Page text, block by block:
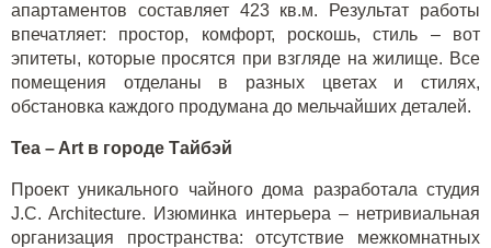
апартаментов составляет 423 кв.м. Результат работы
впечатляет: простор, комфорт, роскошь, стиль – вот
эпитеты, которые просятся при взгляде на жилище. Все
помещения отделаны в разных цветах и стилях,
обстановка каждого продумана до мельчайших деталей.
Tea – Art в городе Тайбэй
Проект уникального чайного дома разработала студия
J.C. Architecture. Изюминка интерьера – нетривиальная
организация пространства: отсутствие межкомнатных